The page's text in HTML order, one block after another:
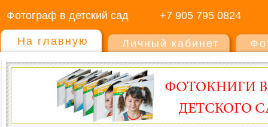
Фотограф в детский сад +7 905 795 0824
На главную Личный кабинет